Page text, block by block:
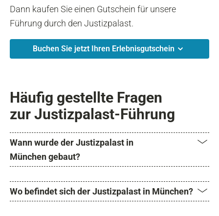
Dann kaufen Sie einen Gutschein für unsere
Führung durch den Justizpalast.
Buchen Sie jetzt Ihren Erlebnisgutschein
Häufig gestellte Fragen
zur Justizpalast-Führung
Wann wurde der Justizpalast in
München gebaut?
Wo befindet sich der Justizpalast in München?